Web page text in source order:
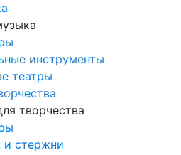
инструменты
театры
творчества
и стержни